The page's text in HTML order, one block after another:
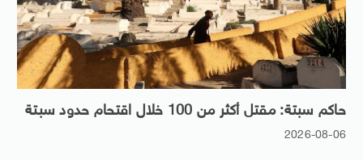
حاكم سبتة: مقتل أكثر من 100 خلال اقتحام حدود سبتة
2026-08-06